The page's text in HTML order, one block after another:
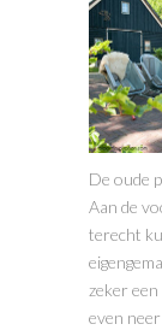
De oude
Aan de
terecht
zeker
even